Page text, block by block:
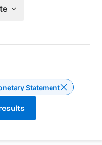
Topic : Money
Statement